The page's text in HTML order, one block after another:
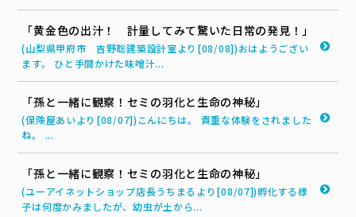
「黄金色の出汁！ 計量してみて驚いた日常の発見！」
(山梨県甲府市 吉野聡建築設計室より[08/08])おはようござい
ます。 ひと手間かけた味噌汁...
「孫と一緒に観察！セミの羽化と生命の神秘」
(保険屋あいより[08/07])こんにちは。 貴重な体験をされました
ね。 ...
「孫と一緒に観察！セミの羽化と生命の神秘」
(ユーアイネットショップ店長うちまるより[08/07])孵化する様
子は何度かみましたが、幼虫が土から...